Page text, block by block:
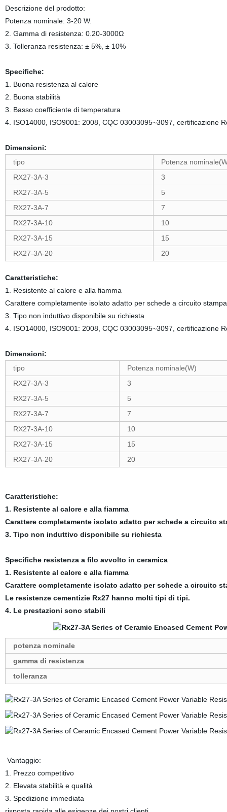
Descrizione del prodotto:
Potenza nominale: 3-20 W.
2. Gamma di resistenza: 0.20-3000Ω
3. Tolleranza resistenza: ± 5%, ± 10%
Specifiche:
1. Buona resistenza al calore
2. Buona stabilità
3. Basso coefficiente di temperatura
4. ISO14000, ISO9001: 2008, CQC 03003095~3097, certificazione
Dimensioni:
tipo
Potenza
RX27-3A-3
3
RX27-3A-5
5
RX27-3A-7
7
RX27-3A-10
10
RX27-3A-15
15
RX27-3A-20
20
Caratteristiche:
1. Resistente al calore e alla fiamma
Carattere completamente isolato adatto per schede a circuito
3. Tipo non induttivo disponibile su richiesta
4. ISO14000, ISO9001: 2008, CQC 03003095~3097, certificazione
Dimensioni:
tipo
Potenza nominale(W)
RX27-3A-3
3
RX27-3A-5
5
RX27-3A-7
7
RX27-3A-10
10
RX27-3A-15
15
RX27-3A-20
20
Caratteristiche:
1. Resistente al calore e alla fiamma
Carattere completamente isolato adatto per schede a circuito
3. Tipo non induttivo disponibile su richiesta
Specifiche resistenza a filo avvolto in ceramica
1. Resistente al calore e alla fiamma
Carattere completamente isolato adatto per schede a circuito
Le resistenze cementizie Rx27 hanno molti tipi di tipi.
4. Le prestazioni sono stabili
potenza nominale
gamma di resistenza
tolleranza
Vantaggio:
1. Prezzo competitivo
2. Elevata stabilità e qualità
3. Spedizione immediata